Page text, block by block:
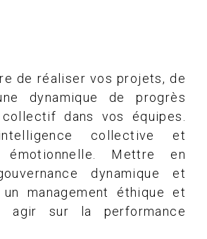
de réaliser vos projets, de
dynamique de progrès
dans vos équipes.
collective et
émotionnelle. Mettre en
dynamique et
management éthique et
agir sur la performance